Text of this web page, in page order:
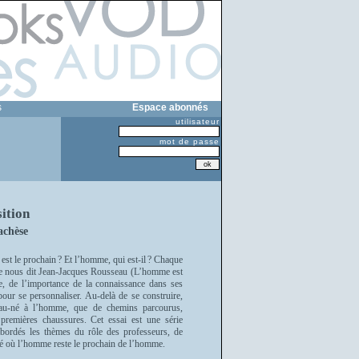
Espace abonnés
utilisateur
mot de passe
le prochain ? Et l’homme, qui est-il ? Chaque
dit Jean-Jacques Rousseau (L’homme est
l’importance de la connaissance dans ses
se personnaliser. Au-delà de se construire,
né à l’homme, que de chemins parcourus,
chaussures. Cet essai est une série
les thèmes du rôle des professeurs, de
où l’homme reste le prochain de l’homme.